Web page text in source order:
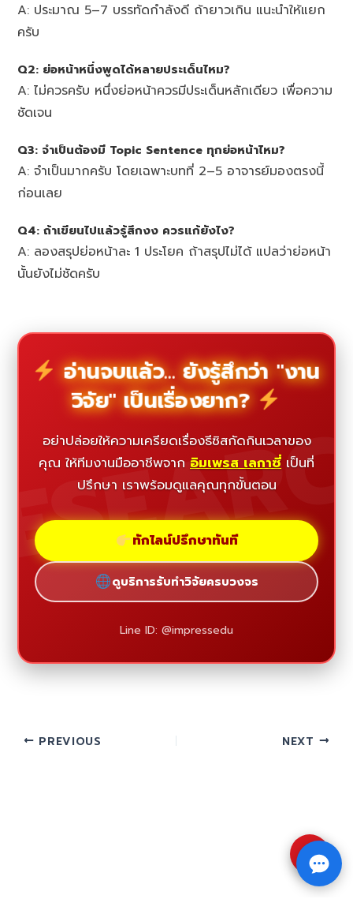
A: ประมาณ 5–7 บรรทัดกำลังดี ถ้ายาวเกิน แนะนำให้แยก
ครับ
Q2: ย่อหน้าหนึ่งพูดได้หลายประเด็นไหม?
A: ไม่ควรครับ หนึ่งย่อหน้าควรมีประเด็นหลักเดียว เพื่อความ
ชัดเจน
Q3: จำเป็นต้องมี Topic Sentence ทุกย่อหน้าไหม?
A: จำเป็นมากครับ โดยเฉพาะบทที่ 2–5 อาจารย์มองตรงนี้
ก่อนเลย
Q4: ถ้าเขียนไปแล้วรู้สึกงง ควรแก้ยังไง?
A: ลองสรุปย่อหน้าละ 1 ประโยค ถ้าสรุปไม่ได้ แปลว่าย่อหน้า
นั้นยังไม่ชัดครับ
อ่านจบแล้ว... ยังรู้สึกว่า "งาน
วิจัย" เป็นเรื่องยาก?
อย่าปล่อยให้ความเครียดเรื่องธีซิสกัดกินเวลาของ
คุณ ให้ทีมงานมืออาชีพจาก อิมเพรส เลกาซี่ เป็นที่
ปรึกษา เราพร้อมดูแลคุณทุกขั้นตอน
ทักไลน์ปรึกษาทันที
ดูบริการรับทำวิจัยครบวงจร
Line ID: @impressedu
PREVIOUS NEXT
⇧